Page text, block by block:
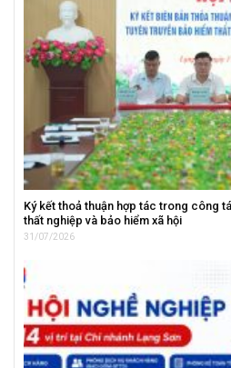
Ký kết thoả thuận hợp tác trong công
thất nghiệp và bảo hiểm xã hội
31/07/2026